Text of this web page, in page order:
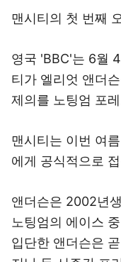
맨시티의 첫 번째
영국 'BBC'는 6월
티가 엘리엇 앤더
제의를 노팅엄 포
맨시티는 이번 여
에게 공식적으로
앤더슨은 2002년
노팅엄의 에이스
입단한 앤더슨은